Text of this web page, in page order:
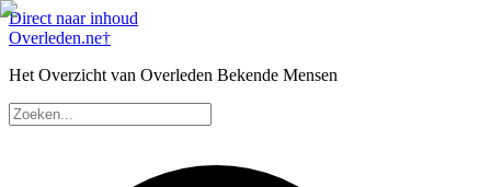
Direct naar inhoud
Overleden.ne†
Het Overzicht van Overleden Bekende Mensen